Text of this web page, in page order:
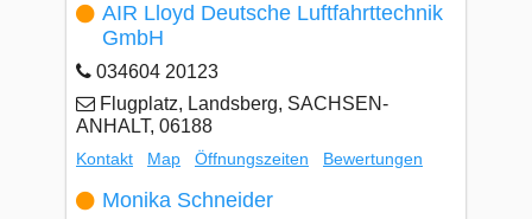
AIR Lloyd Deutsche Luftfahrttechnik
GmbH
034604 20123
Flugplatz, Landsberg, SACHSEN-
ANHALT, 06188
Kontakt Map Öffnungszeiten Bewertungen
Monika Schneider